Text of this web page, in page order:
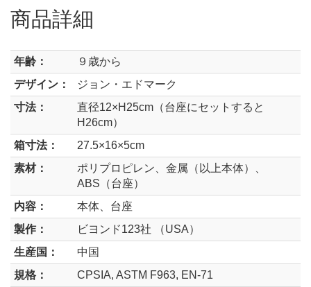
商品詳細
年齢：
９歳から
デザイン：
ジョン・エドマーク
寸法：
直径12×H25cm（台座にセットすると
H26cm）
箱寸法：
27.5×16×5cm
素材：
ポリプロピレン、金属（以上本体）、
ABS（台座）
内容：
本体、台座
製作：
ビヨンド123社 （USA）
生産国：
中国
規格：
CPSIA, ASTM F963, EN-71